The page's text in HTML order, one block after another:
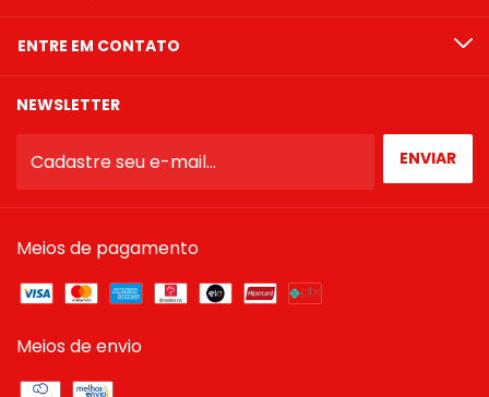
ENTRE EM CONTATO
NEWSLETTER
Meios de pagamento
Meios de envio